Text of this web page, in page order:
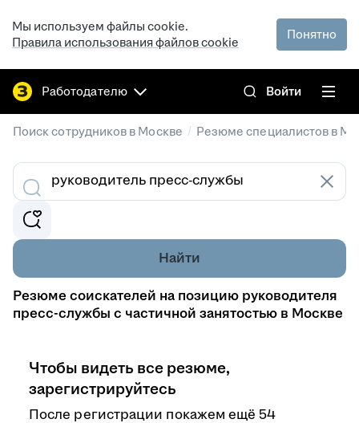
Мы используем файлы cookie.
Правила использования файлов cookie
Понятно
Работодателю Войти
Поиск сотрудников в Москве / Резюме специалистов в
Найти
Резюме соискателей на позицию руководителя
пресс-службы с частичной занятостью в Москве
Чтобы видеть все резюме,
зарегистрируйтесь
После регистрации покажем ещё 54